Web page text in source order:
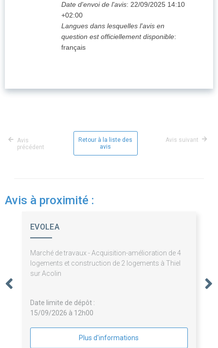
Date d'envoi de l'avis: 22/09/2025 14:10
+02:00
Langues dans lesquelles l'avis en
question est officiellement disponible:
français
Avis
précédent
Retour à la liste des
avis
Avis suivant
Avis à proximité :
EVOLEA
Marché de travaux - Acquisition-amélioration de 4
logements et construction de 2 logements à Thiel
sur Acolin
Date limite de dépôt :
15/09/2026 à 12h00
Plus d'informations